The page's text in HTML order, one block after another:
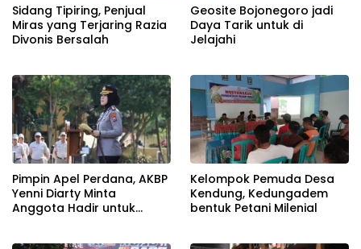
Sidang Tipiring, Penjual
Miras yang Terjaring Razia
Divonis Bersalah
Geosite Bojonegoro jadi
Daya Tarik untuk di
Jelajahi
Pimpin Apel Perdana, AKBP
Yenni Diarty Minta
Anggota Hadir untuk
Kelompok Pemuda Desa
Kendung, Kedungadem
bentuk Petani Milenial